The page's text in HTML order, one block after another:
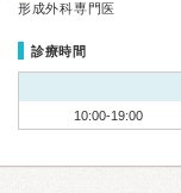
形成外科専門医
診療時間
10:00-19:00